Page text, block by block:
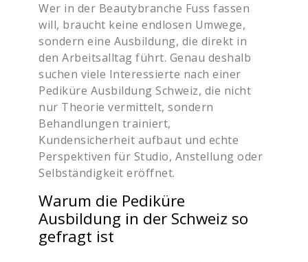
Wer in der Beautybranche Fuss fassen
will, braucht keine endlosen Umwege,
sondern eine Ausbildung, die direkt in
den Arbeitsalltag führt. Genau deshalb
suchen viele Interessierte nach einer
Pediküre Ausbildung Schweiz, die nicht
nur Theorie vermittelt, sondern
Behandlungen trainiert,
Kundensicherheit aufbaut und echte
Perspektiven für Studio, Anstellung oder
Selbständigkeit eröffnet.
Warum die Pediküre
Ausbildung in der Schweiz so
gefragt ist